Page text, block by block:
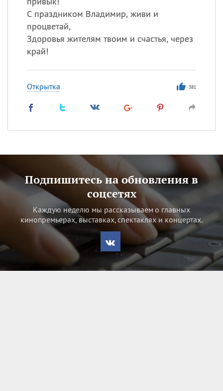
С праздником Владимир, живи и
процветай,
Здоровья жителям твоим и счастья, через
край!
Открытка 381
Подпишитесь на обновления в
соцсетях
Каждую неделю мы рассказываем о главных
кинопремьерах, выставках, спектаклях и концертах.